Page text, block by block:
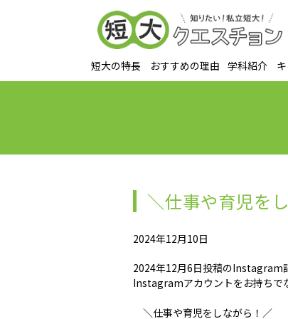
短大の特長 おすすめの理由 学科紹介
＼仕事や育児を
2024年12月10日
2024年12月6日投稿のInstagram
Instagramアカウントをお持ちで
＼仕事や育児をしながら！／